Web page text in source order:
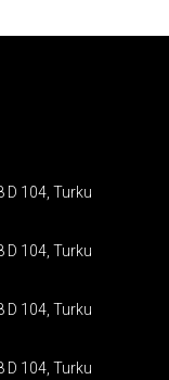
104, Turku
104, Turku
104, Turku
104, Turku